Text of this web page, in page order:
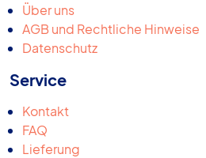
Über uns
AGB und Rechtliche Hinweise
Datenschutz
Service
Kontakt
FAQ
Lieferung